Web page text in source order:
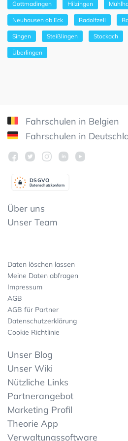
Gottmadingen Hilzingen
Neuhausen ob Eck Radolfzell
Singen Steißlingen Stockach
Überlingen
Fahrschulen in Belgien
Fahrschulen in
Datenschutzkonform
DSGVO
Über uns
Unser Team
Daten löschen lassen
Meine Daten abfragen
Impressum
AGB
AGB für Partner
Datenschutzerklärung
Cookie Richtlinie
Unser Blog
Unser Wiki
Nützliche Links
Partnerangebot
Marketing Profil
Theorie App
Verwaltungssoftware